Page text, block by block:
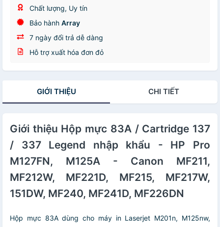
Chất lượng, Uy tín
Bảo hành Array
7 ngày đổi trả dễ dàng
Hỗ trợ xuất hóa đơn đỏ
GIỚI THIỆU CHI TIẾT
Giới thiệu Hộp mực 83A / Cartridge 137
/ 337 Legend nhập khẩu - HP Pro
M127FN, M125A - Canon MF211,
MF212W, MF221D, MF215, MF217W,
151DW, MF240, MF241D, MF226DN
Hộp mực 83A dùng cho máy in Laserjet M201n, M125nw,